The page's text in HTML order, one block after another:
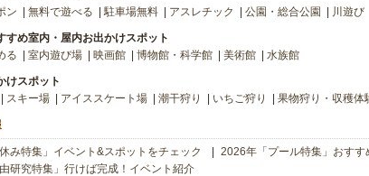
ン
無料で遊べる 駐車場無料 アスレチック 公園・総合公園 川遊び
すめ室内・屋内お出かけスポット
る
室内遊び場 映画館 博物館・科学館 美術館 水族館
けスポット
スキー場 アイススケート場 潮干狩り いちご狩り 果物狩り・収穫体
み特集」イベント&スポットをチェック
2026年「プール特集」おすす
研究特集」行けば完成！イベント紹介